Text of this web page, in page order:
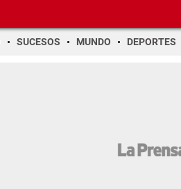
SUCESOS MUNDO DEPORTES